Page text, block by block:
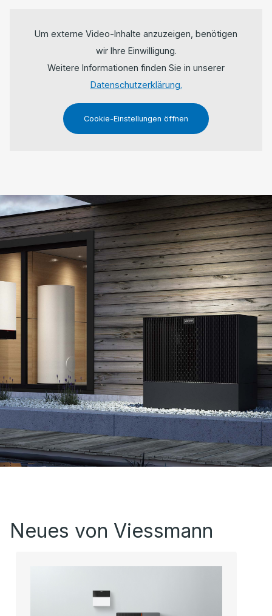
Um externe Video-Inhalte anzuzeigen, benötigen
wir Ihre Einwilligung.
Weitere Informationen finden Sie in unserer
Datenschutzerklärung.
Cookie-Einstellungen öffnen
Neues von Viessmann